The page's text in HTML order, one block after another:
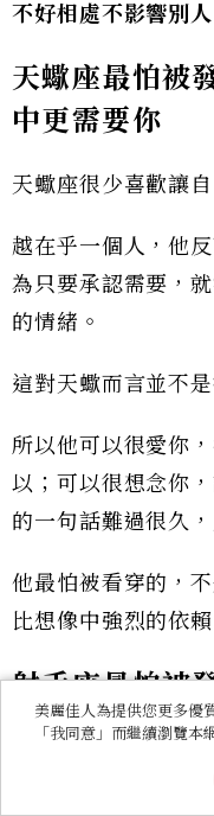
不好相處不影響別人
天蠍座最怕被
中更需要你
天蠍座很少喜歡讓
越在乎一個人，他
為只要承認需要，
的情緒。
這對天蠍而言並不
所以他可以很愛你
以；可以很想念你
的一句話難過很久
他最怕被看穿的，
比想像中強烈的依賴
射手座最怕被
本沒有放下
如果十二星座裡有
美麗佳人為提供您更多優
「我同意」而繼續瀏覽